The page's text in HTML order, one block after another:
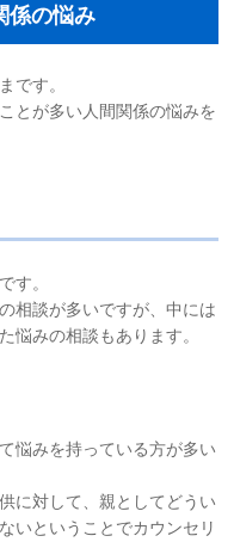
係の悩み
です。
とが多い人間関係の悩みを
す。
相談が多いですが、中には
悩みの相談もあります。
悩みを持っている方が多い
に対して、親としてどうい
いということでカウンセリ